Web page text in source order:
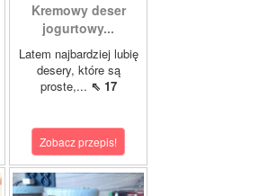
Kremowy deser
jogurtowy...
Latem najbardziej lubię
desery, które są
proste,... ⇖ 17
Zobacz przepis!